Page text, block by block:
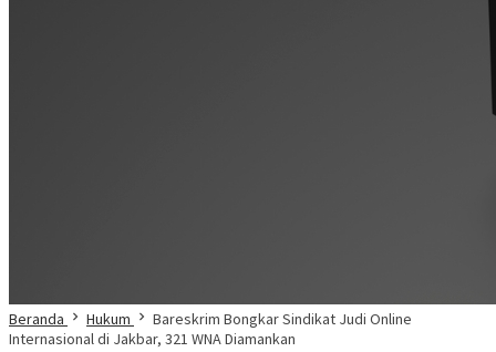
Beranda Hukum
Bareskrim Bongkar Sindikat Judi Online
Internasional di Jakbar, 321 WNA Diamankan